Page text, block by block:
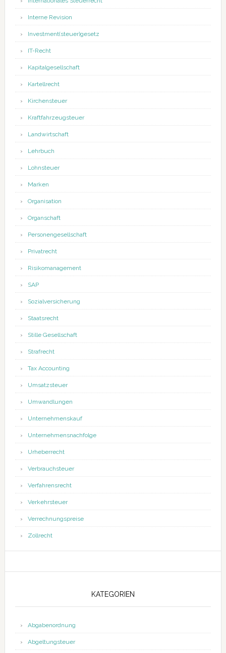
Interne Revision
Investment(steuer)gesetz
IT-Recht
Kapitalgesellschaft
Kartellrecht
Kirchensteuer
Kraftfahrzeugsteuer
Landwirtschaft
Lehrbuch
Lohnsteuer
Marken
Organisation
Organschaft
Personengesellschaft
Privatrecht
Risikomanagement
SAP
Sozialversicherung
Staatsrecht
Stille Gesellschaft
Strafrecht
Tax Accounting
Umsatzsteuer
Umwandlungen
Unternehmenskauf
Unternehmensnachfolge
Urheberrecht
Verbrauchsteuer
Verfahrensrecht
Verkehrsteuer
Verrechnungspreise
Zollrecht
KATEGORIEN
Abgabenordnung
Abgeltungsteuer